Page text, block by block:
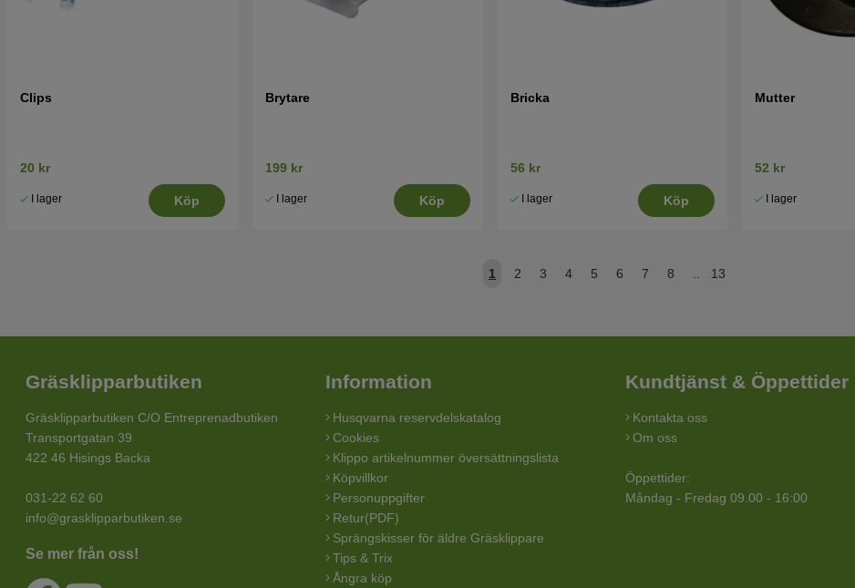
Clips
20 kr
I lager Köp
Brytare
199 kr
I lager Köp
Bricka
56 kr
I lager Köp
Mutter
52 kr
I lager
1 2 3 4 5 6 7 8 .. 13
Gräsklipparbutiken
Gräsklipparbutiken C/O Entreprenadbutiken
Transportgatan 39
422 46 Hisings Backa
031-22 62 60
info@grasklipparbutiken.se
Se mer från oss!
Information
Husqvarna reservdelskatalog
Cookies
Klippo artikelnummer översättningslista
Köpvillkor
Personuppgifter
Retur(PDF)
Sprängskisser för äldre Gräsklippare
Tips & Trix
Ångra köp
Kundtjänst & Öppettider
Kontakta oss
Om oss
Öppettider:
Måndag - Fredag 09.00 - 16:00